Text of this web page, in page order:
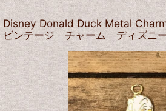
Disney Donald Duck Metal
ビンテージ チャーム ディズニ